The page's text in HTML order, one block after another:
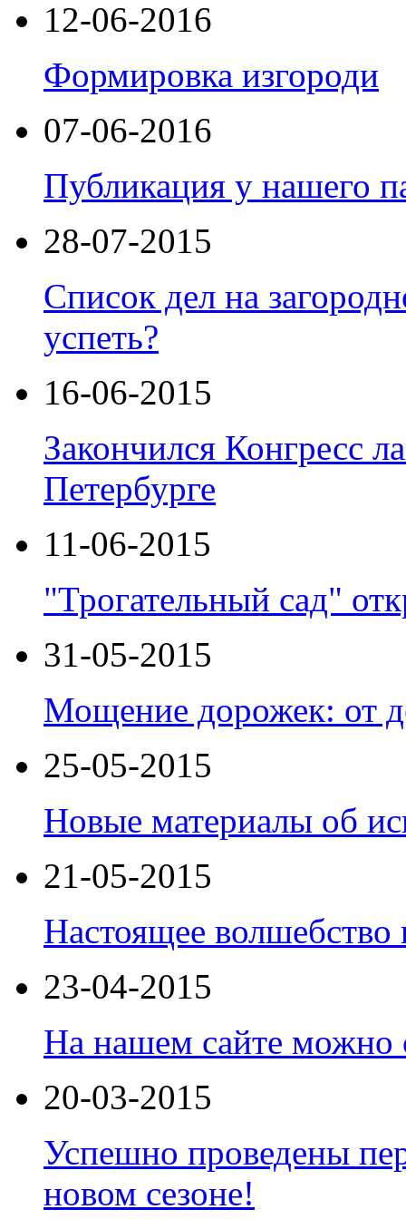
12-06-2016
Формировка изгороди
07-06-2016
Публикация у нашего
28-07-2015
Список дел на
успеть?
16-06-2015
Закончился Конгресс
Петербурге
11-06-2015
"Трогательный сад"
31-05-2015
Мощение дорожек: от
25-05-2015
Новые материалы об
21-05-2015
Настоящее волшебство
23-04-2015
На нашем сайте можно
20-03-2015
Успешно проведены
новом сезоне!